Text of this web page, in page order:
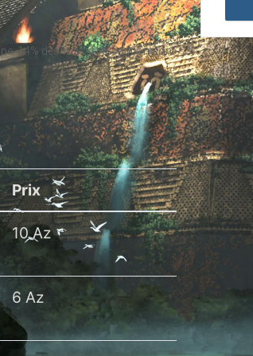
14% des frais d’inscription sont
Prix
10 Az
6 Az